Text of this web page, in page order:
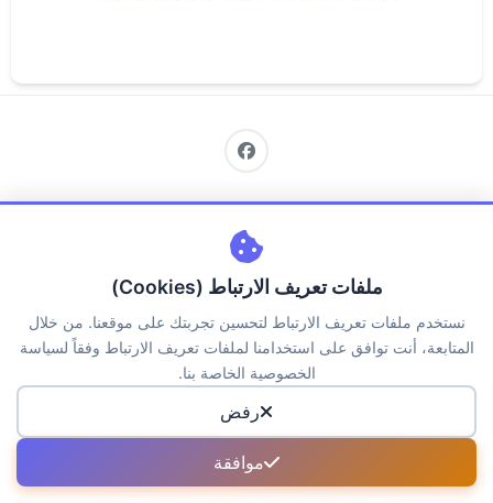
الاسئلة الشائعة
جميع الحقوق محفوظة لمنصة جــواب © 2026
ملفات تعريف الارتباط (Cookies)
نستخدم ملفات تعريف الارتباط لتحسين تجربتك على موقعنا. من خلال
المتابعة، أنت توافق على استخدامنا لملفات تعريف الارتباط وفقاً لسياسة
الخصوصية الخاصة بنا.
رفض
موافقة